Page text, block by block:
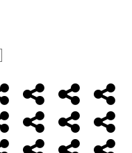
Alimentazione
AmbienteBambini
Cancro ControlloEconomia
FarmaciMassoneriaNWO